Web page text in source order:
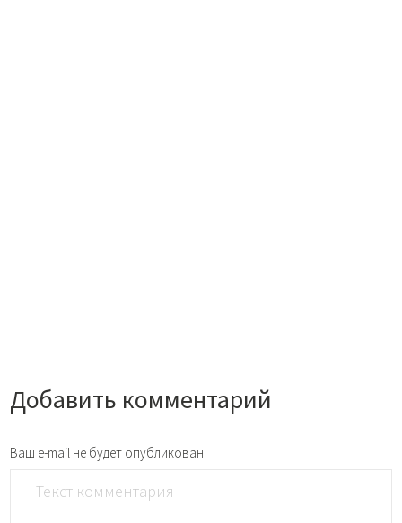
Добавить комментарий
Ваш e-mail не будет опубликован.